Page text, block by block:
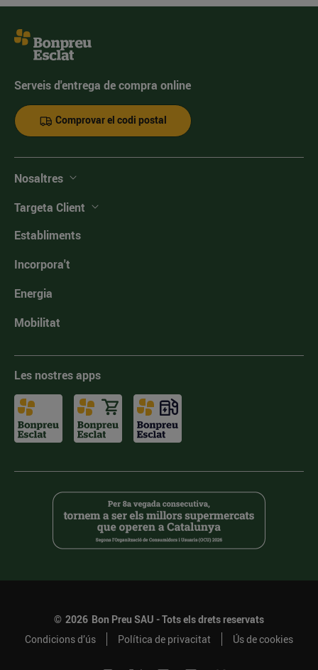
Serveis d'entrega de compra online
Comprovar el codi postal
Nosaltres
Targeta Client
Establiments
Incorpora't
Energia
Mobilitat
Les nostres apps
© 2026 Bon Preu SAU - Tots els drets reservats
Condicions d’ús
Política de privacitat Ús de cookies